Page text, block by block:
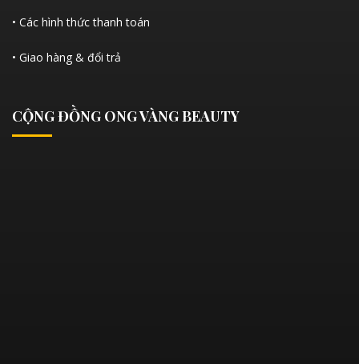
• Các hình thức thanh toán
• Giao hàng & đổi trả
CỘNG ĐỒNG ONG VÀNG BEAUTY